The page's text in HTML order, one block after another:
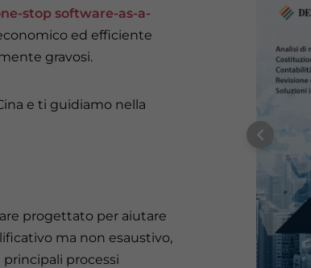
stop software-as-a-
ed efficiente
gravosi.
e ti guidiamo nella
progettato per aiutare
ma non esaustivo,
processi